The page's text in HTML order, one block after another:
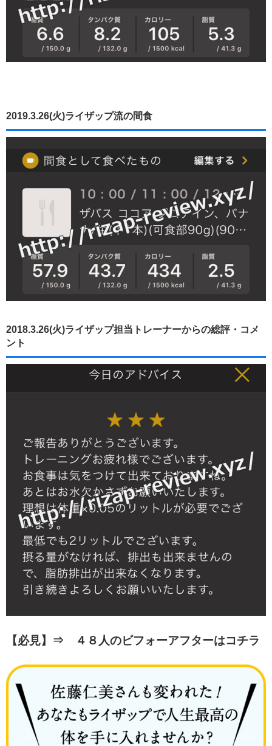
2019.3.26(火)ライザップ流の間食
2018.3.26(火)ライザップ担当トレーナーからの総評・コメ
ント
【必見】⇒ ４８人のビフォーアフターはコチラ